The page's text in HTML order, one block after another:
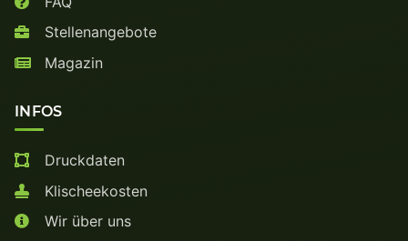
Stellenangebote
Magazin
INFOS
Druckdaten
Klischeekosten
Wir über uns